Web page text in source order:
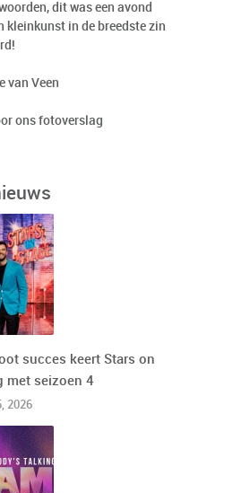
dit was een avond
kleinkunst in de breedste zin
van Veen
ons fotoverslag
succes keert Stars on
met seizoen 4
2026